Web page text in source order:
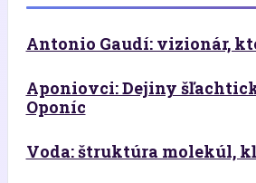
Antonio Gaudí: vizionár,
Aponiovci: Dejiny
Oponíc
Voda: štruktúra molekúl,